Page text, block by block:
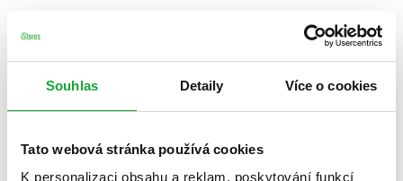
Souhlas Detaily Více o cookies
Tato webová stránka používá cookies
K personalizaci obsahu a reklam, poskytování funkcí